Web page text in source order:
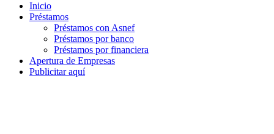
Inicio
Préstamos
Préstamos con Asnef
Préstamos por banco
Préstamos por financiera
Apertura de Empresas
Publicitar aquí